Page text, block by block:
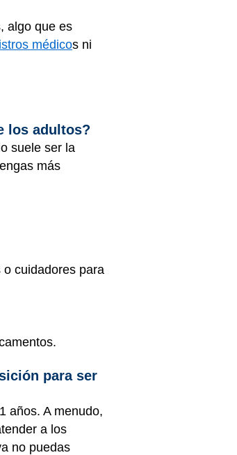
algo que es
médicos ni
los adultos?
suele ser la
más
cuidadores para
para ser
años. A menudo,
a los
no puedas